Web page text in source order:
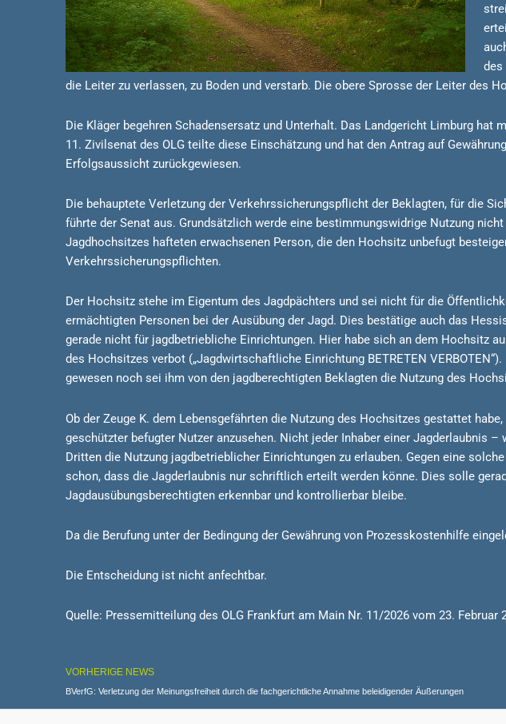
des
die Leiter zu verlassen, zu Boden und verstarb. Die obere Sprosse der Leiter des
Die Kläger begehren Schadensersatz und Unterhalt. Das Landgericht Limburg
11. Zivilsenat des OLG teilte diese Einschätzung und hat den Antrag auf
Erfolgsaussicht zurückgewiesen.
Die behauptete Verletzung der Verkehrssicherungspflicht der Beklagten, für die
führte der Senat aus. Grundsätzlich werde eine bestimmungswidrige Nutzung
Jagdhochsitzes hafteten erwachsenen Person, die den Hochsitz unbefugt
Verkehrssicherungspflichten.
Der Hochsitz stehe im Eigentum des Jagdpächters und sei nicht für die
ermächtigten Personen bei der Ausübung der Jagd. Dies bestätige auch das
gerade nicht für jagdbetriebliche Einrichtungen. Hier habe sich an dem Hochsitz
des Hochsitzes verbot („Jagdwirtschaftliche Einrichtung BETRETEN
gewesen noch sei ihm von den jagdberechtigten Beklagten die Nutzung des
Ob der Zeuge K. dem Lebensgefährten die Nutzung des Hochsitzes gestattet
geschützter befugter Nutzer anzusehen. Nicht jeder Inhaber einer Jagderlaubnis
Dritten die Nutzung jagdbetrieblicher Einrichtungen zu erlauben. Gegen eine
schon, dass die Jagderlaubnis nur schriftlich erteilt werden könne. Dies solle
Jagdausübungsberechtigten erkennbar und kontrollierbar bleibe.
Da die Berufung unter der Bedingung der Gewährung von Prozesskostenhilfe
Die Entscheidung ist nicht anfechtbar.
Quelle: Pressemitteilung des OLG Frankfurt am Main Nr. 11/2026 vom 23. Februar
VORHERIGE NEWS
BVerfG: Verletzung der Meinungsfreiheit durch die fachgerichtliche Annahme beleidigender Äußerungen